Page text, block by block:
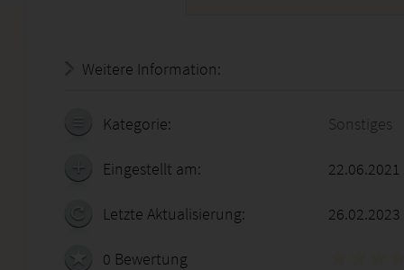
Weitere Information:
Kategorie: Sonstiges
Eingestellt am:
Letzte Aktualisierung: 26.02.2023
0 Bewertung